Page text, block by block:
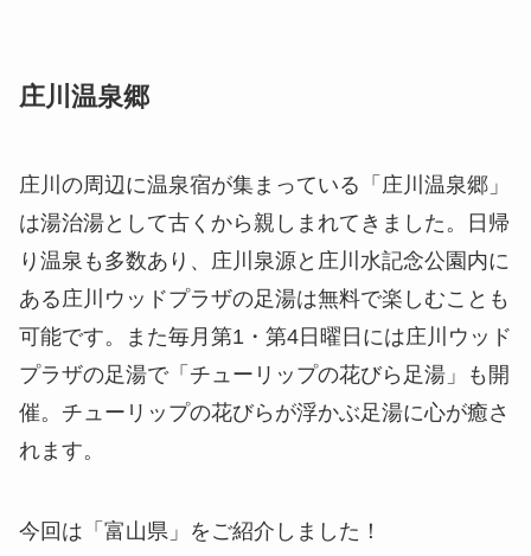
庄川温泉郷
庄川の周辺に温泉宿が集まっている「庄川温泉郷」
は湯治湯として古くから親しまれてきました。日帰
り温泉も多数あり、庄川泉源と庄川水記念公園内に
ある庄川ウッドプラザの足湯は無料で楽しむことも
可能です。また毎月第1・第4日曜日には庄川ウッド
プラザの足湯で「チューリップの花びら足湯」も開
催。チューリップの花びらが浮かぶ足湯に心が癒さ
れます。
今回は「富山県」をご紹介しました！